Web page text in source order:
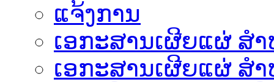
ແຈ້ງການ
ເອກະສານເຜີຍແຜ່ ສ
ເອກະສານເຜີຍແຜ່ ສ